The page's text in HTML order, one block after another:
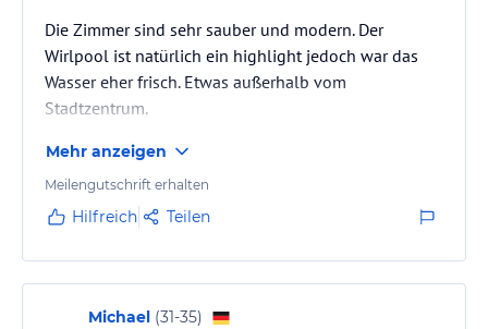
Die Zimmer sind sehr sauber und modern. Der
Wirlpool ist natürlich ein highlight jedoch war das
Wasser eher frisch. Etwas außerhalb vom
Stadtzentrum.
Mehr anzeigen
Meilengutschrift erhalten
Hilfreich Teilen
Michael (31-35)